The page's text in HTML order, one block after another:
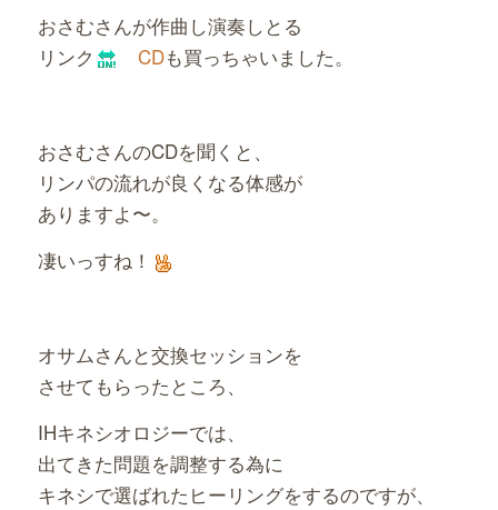
おさむさんが作曲し演奏しとる
リンク
CDも買っちゃいました。
おさむさんのCDを聞くと、
リンパの流れが良くなる体感が
ありますよ〜。
凄いっすね！
オサムさんと交換セッションを
させてもらったところ、
IHキネシオロジーでは、
出てきた問題を調整する為に
キネシで選ばれたヒーリングをするのですが、